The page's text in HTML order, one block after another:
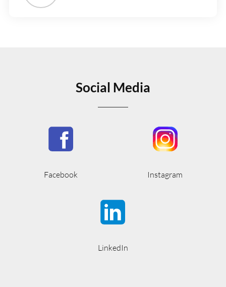
Social Media
Facebook Instagram
LinkedIn